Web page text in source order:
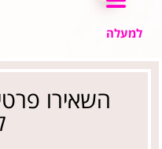
למעלה
השאירו